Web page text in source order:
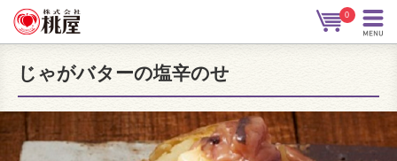
0
じゃがバターの塩辛のせ